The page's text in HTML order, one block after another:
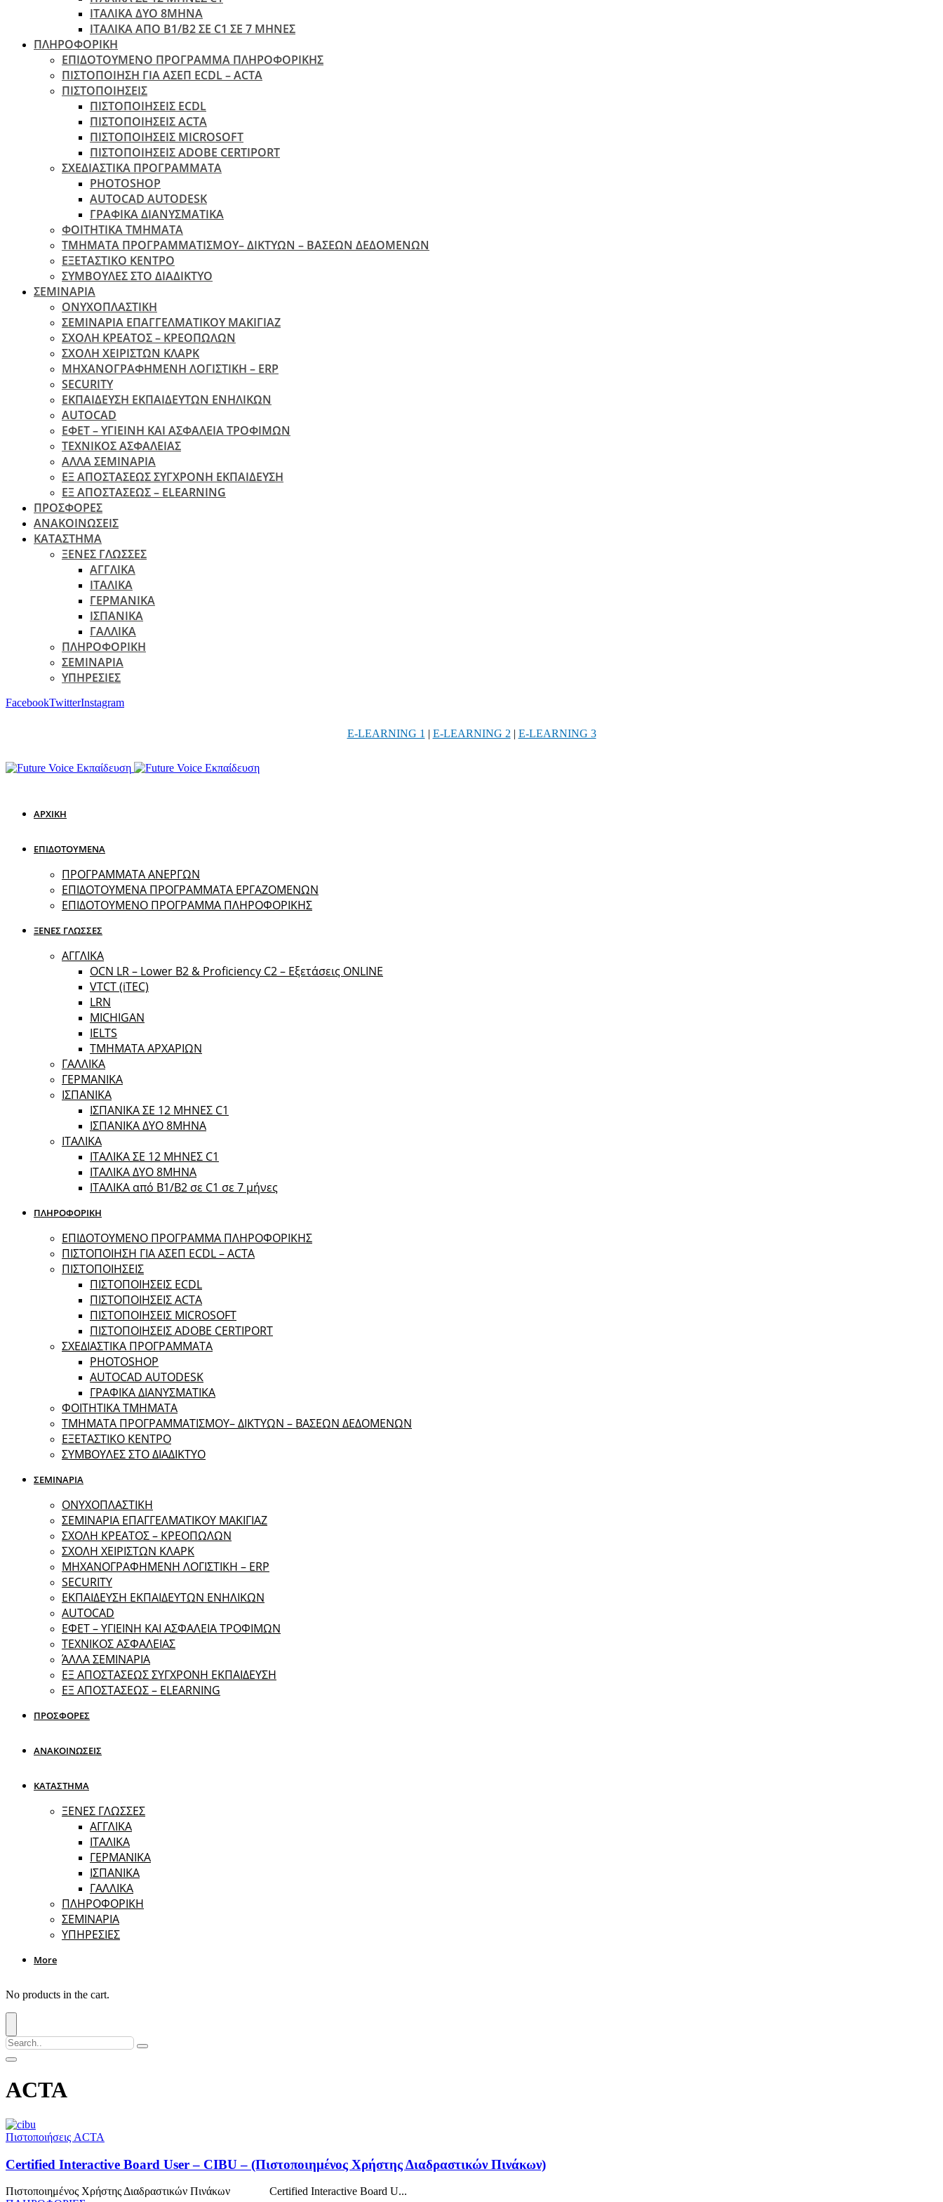
ΙΤΑΛΙΚΑ ΔΥΟ 8ΜΗΝΑ
ΙΤΑΛΙΚΑ ΑΠΌ B1/B2 ΣΕ C1 ΣΕ 7 ΜΉΝΕΣ
ΠΛΗΡΟΦΟΡΙΚΗ
ΕΠΙΔΟΤΟΥΜΕΝΟ ΠΡΟΓΡΑΜΜΑ ΠΛΗΡΟΦΟΡΙΚΗΣ
ΠIΣΤΟΠΟΙΗΣΗ ΓΙΑ ΑΣΕΠ ECDL – ACTA
ΠΙΣΤΟΠΟΙΗΣΕΙΣ
ΠΙΣΤΟΠΟΙΗΣΕΙΣ ECDL
ΠΙΣΤΟΠΟΙΗΣΕΙΣ ACTA
ΠΙΣΤΟΠΟΙΗΣΕΙΣ MICROSOFT
ΠΙΣΤΟΠΟΙΗΣΕΙΣ ADOBE CERTIPORT
ΣΧΕΔΙΑΣΤΙΚΑ ΠΡΟΓΡΑΜΜΑΤΑ
PHOTOSHOP
AUTOCAD AUTODESK
ΓΡΑΦΙΚΑ ΔΙΑΝΥΣΜΑΤΙΚΑ
ΦΟΙΤΗΤΙΚΑ ΤΜΗΜΑΤΑ
ΤΜΗΜΑΤΑ ΠΡΟΓΡΑΜΜΑΤΙΣΜΟΥ– ΔΙΚΤΥΩΝ – ΒΑΣΕΩΝ ΔΕΔΟΜΕΝΩΝ
ΕΞΕΤΑΣΤΙΚΟ ΚΕΝΤΡΟ
ΣΥΜΒΟΥΛΕΣ ΣΤΟ ΔΙΑΔΙΚΤΥΟ
ΣΕΜΙΝΑΡΙΑ
ΟΝΥΧΟΠΛΑΣΤΙΚΗ
ΣΕΜΙΝΑΡΙΑ ΕΠΑΓΓΕΛΜΑΤΙΚΟΥ ΜΑΚΙΓΙΑΖ
ΣΧΟΛΗ ΚΡΕΑΤΟΣ – ΚΡΕΟΠΩΛΩΝ
ΣΧΟΛΗ ΧΕΙΡΙΣΤΩΝ ΚΛΑΡΚ
ΜΗΧΑΝΟΓΡΑΦΗΜΕΝΗ ΛΟΓΙΣΤΙΚΗ – ERP
SECURITY
ΕΚΠΑΙΔΕΥΣΗ ΕΚΠΑΙΔΕΥΤΩΝ ΕΝΗΛΙΚΩΝ
ΑUTOCAD
ΕΦΕΤ – ΥΓΙΕΙΝΗ ΚΑΙ ΑΣΦΑΛΕΙΑ ΤΡΟΦΙΜΩΝ
ΤΕΧΝΙΚΟΣ ΑΣΦΑΛΕΙΑΣ
ΆΛΛΑ ΣΕΜΙΝΑΡΙΑ
EΞ ΑΠΟΣΤΑΣΕΩΣ ΣΥΓΧΡΟΝΗ ΕΚΠΑΙΔΕΥΣΗ
ΕΞ ΑΠΟΣΤΑΣΕΩΣ – ELEARNING
ΠΡΟΣΦΟΡΕΣ
ΑΝΑΚΟΙΝΩΣΕΙΣ
ΚΑΤΑΣΤΗΜΑ
ΞΕΝΕΣ ΓΛΩΣΣΕΣ
ΑΓΓΛΙΚΑ
ΙΤΑΛΙΚΑ
ΓΕΡΜΑΝΙΚΑ
ΙΣΠΑΝΙΚΑ
ΓΑΛΛΙΚΑ
ΠΛΗΡΟΦΟΡΙΚΗ
ΣΕΜΙΝΑΡΙΑ
ΥΠΗΡΕΣΙΕΣ
FacebookTwitterInstagram
E-LEARNING 1 | E-LEARNING 2 | E-LEARNING 3
ΑΡΧΙΚΗ
ΕΠΙΔΟΤΟΥΜΕΝΑ
ΠΡΟΓΡΑΜΜΑΤΑ ΑΝΕΡΓΩΝ
ΕΠΙΔΟΤΟΥΜΕΝΑ ΠΡΟΓΡΑΜΜΑΤΑ ΕΡΓΑΖΟΜΕΝΩΝ
ΕΠΙΔΟΤΟΥΜΕΝΟ ΠΡΟΓΡΑΜΜΑ ΠΛΗΡΟΦΟΡΙΚΗΣ
ΞΕΝΕΣ ΓΛΩΣΣΕΣ
ΑΓΓΛΙΚΑ
OCN LR – Lower B2 & Proficiency C2 – Εξετάσεις ONLINE
VTCT (iTEC)
LRN
MICHIGAN
IELTS
ΤΜΗΜΑΤΑ ΑΡΧΑΡΙΩΝ
ΓΑΛΛΙΚΑ
ΓΕΡΜΑΝΙΚΑ
ΙΣΠΑΝΙΚΑ
ΙΣΠΑΝΙΚΑ ΣΕ 12 ΜΗΝΕΣ C1
ΙΣΠΑΝΙΚΑ ΔΥΟ 8ΜΗΝΑ
ΙΤΑΛΙΚΑ
ΙΤΑΛΙΚΑ ΣΕ 12 ΜΗΝΕΣ C1
ΙΤΑΛΙΚΑ ΔΥΟ 8ΜΗΝΑ
ΙΤΑΛΙΚΑ από B1/B2 σε C1 σε 7 μήνες
ΠΛΗΡΟΦΟΡΙΚΗ
ΕΠΙΔΟΤΟΥΜΕΝΟ ΠΡΟΓΡΑΜΜΑ ΠΛΗΡΟΦΟΡΙΚΗΣ
ΠIΣΤΟΠΟΙΗΣΗ ΓΙΑ ΑΣΕΠ ECDL – ACTA
ΠΙΣΤΟΠΟΙΗΣΕΙΣ
ΠΙΣΤΟΠΟΙΗΣΕΙΣ ECDL
ΠΙΣΤΟΠΟΙΗΣΕΙΣ ACTA
ΠΙΣΤΟΠΟΙΗΣΕΙΣ MICROSOFT
ΠΙΣΤΟΠΟΙΗΣΕΙΣ ADOBE CERTIPORT
ΣΧΕΔΙΑΣΤΙΚΑ ΠΡΟΓΡΑΜΜΑΤΑ
PHOTOSHOP
AUTOCAD AUTODESK
ΓΡΑΦΙΚΑ ΔΙΑΝΥΣΜΑΤΙΚΑ
ΦΟΙΤΗΤΙΚΑ ΤΜΗΜΑΤΑ
ΤΜΗΜΑΤΑ ΠΡΟΓΡΑΜΜΑΤΙΣΜΟΥ– ΔΙΚΤΥΩΝ – ΒΑΣΕΩΝ ΔΕΔΟΜΕΝΩΝ
ΕΞΕΤΑΣΤΙΚΟ ΚΕΝΤΡΟ
ΣΥΜΒΟΥΛΕΣ ΣΤΟ ΔΙΑΔΙΚΤΥΟ
ΣΕΜΙΝΑΡΙΑ
ΟΝΥΧΟΠΛΑΣΤΙΚΗ
ΣΕΜΙΝΑΡΙΑ ΕΠΑΓΓΕΛΜΑΤΙΚΟΥ ΜΑΚΙΓΙΑΖ
ΣΧΟΛΗ ΚΡΕΑΤΟΣ – ΚΡΕΟΠΩΛΩΝ
ΣΧΟΛΗ ΧΕΙΡΙΣΤΩΝ ΚΛΑΡΚ
ΜΗΧΑΝΟΓΡΑΦΗΜΕΝΗ ΛΟΓΙΣΤΙΚΗ – ERP
SECURITY
ΕΚΠΑΙΔΕΥΣΗ ΕΚΠΑΙΔΕΥΤΩΝ ΕΝΗΛΙΚΩΝ
ΑUTOCAD
ΕΦΕΤ – ΥΓΙΕΙΝΗ ΚΑΙ ΑΣΦΑΛΕΙΑ ΤΡΟΦΙΜΩΝ
ΤΕΧΝΙΚΟΣ ΑΣΦΑΛΕΙΑΣ
ΆΛΛΑ ΣΕΜΙΝΑΡΙΑ
EΞ ΑΠΟΣΤΑΣΕΩΣ ΣΥΓΧΡΟΝΗ ΕΚΠΑΙΔΕΥΣΗ
ΕΞ ΑΠΟΣΤΑΣΕΩΣ – ELEARNING
ΠΡΟΣΦΟΡΕΣ
ΑΝΑΚΟΙΝΩΣΕΙΣ
ΚΑΤΑΣΤΗΜΑ
ΞΕΝΕΣ ΓΛΩΣΣΕΣ
ΑΓΓΛΙΚΑ
ΙΤΑΛΙΚΑ
ΓΕΡΜΑΝΙΚΑ
ΙΣΠΑΝΙΚΑ
ΓΑΛΛΙΚΑ
ΠΛΗΡΟΦΟΡΙΚΗ
ΣΕΜΙΝΑΡΙΑ
ΥΠΗΡΕΣΙΕΣ
More
No products in the cart.
ACTA
Πιστοποιήσεις ACTA
Certified Interactive Board User – CIBU – (Πιστοποιημένος Χρήστης Διαδραστικών Πινάκων)
Πιστοποιημένος Χρήστης Διαδραστικών Πινάκων Certified Interactive Board U...